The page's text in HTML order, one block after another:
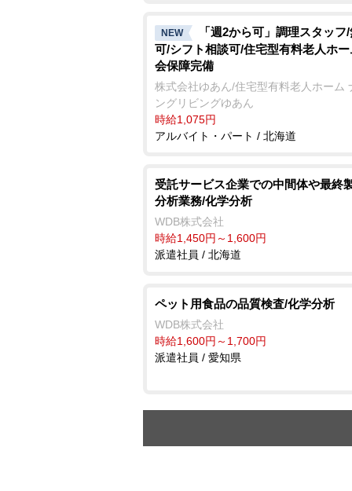
NEW
「週2から可」調理スタッフ
可/シフト相談可/住宅型有料老人ホ
会保障完備
株式会社ゆあん/住宅型有料老人ホーム
ングリビングゆあん
時給1,075円
アルバイト・パート / 北海道
受託サービス企業での中間体や最終
分析業務/化学分析
WDB株式会社
時給1,450円～1,600円
派遣社員 / 北海道
ペット用食品の品質検査/化学分析
WDB株式会社
時給1,600円～1,700円
派遣社員 / 愛知県